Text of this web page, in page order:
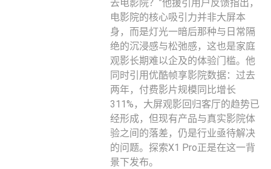
去电影院？”他援引用户反馈指出，
电影院的核心吸引力并非大屏本
身，而是灯光一暗后那种与日常隔
绝的沉浸感与松弛感，这也是家庭
观影长期难以企及的体验门槛。他
同时引用优酷帧享影院数据：过去
两年，付费影片规模同比增长
311%，大屏观影回归客厅的趋势已
经形成，但现有产品与真实影院体
验之间的落差，仍是行业亟待解决
的问题。探索X1 Pro正是在这一背
景下发布。